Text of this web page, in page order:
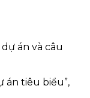
án và câu
án tiêu biểu”,